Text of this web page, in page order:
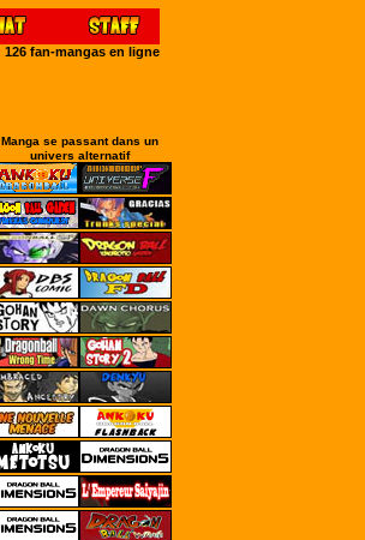
126 fan-mangas en ligne
Manga se passant dans un
univers alternatif